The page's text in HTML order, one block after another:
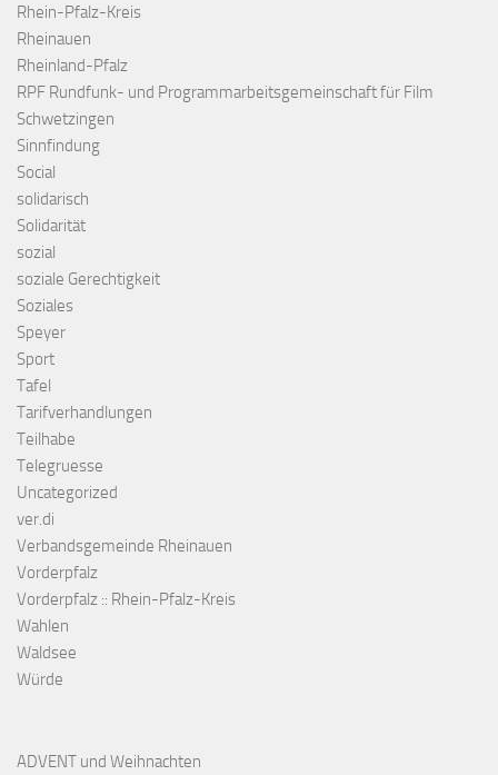
Rhein-Pfalz-Kreis
Rheinauen
Rheinland-Pfalz
RPF Rundfunk- und Programmarbeitsgemeinschaft für Film
Schwetzingen
Sinnfindung
Social
solidarisch
Solidarität
sozial
soziale Gerechtigkeit
Soziales
Speyer
Sport
Tafel
Tarifverhandlungen
Teilhabe
Telegruesse
Uncategorized
ver.di
Verbandsgemeinde Rheinauen
Vorderpfalz
Vorderpfalz :: Rhein-Pfalz-Kreis
Wahlen
Waldsee
Würde
ADVENT und Weihnachten